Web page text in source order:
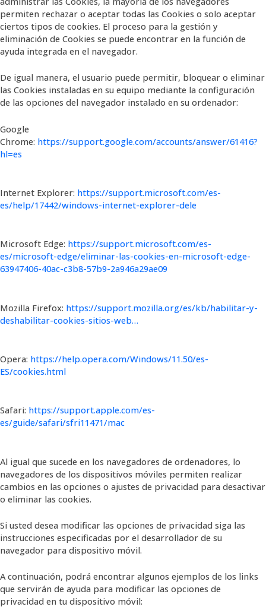
permiten rechazar o aceptar todas las Cookies o solo aceptar
ciertos tipos de cookies. El proceso para la gestión y
eliminación de Cookies se puede encontrar en la función de
ayuda integrada en el navegador.
De igual manera, el usuario puede permitir, bloquear o eliminar
las Cookies instaladas en su equipo mediante la configuración
de las opciones del navegador instalado en su ordenador:
Google
Chrome: https://support.google.com/accounts/answer/61416?
hl=es
Internet Explorer: https://support.microsoft.com/es-
es/help/17442/windows-internet-explorer-dele
Microsoft Edge: https://support.microsoft.com/es-
es/microsoft-edge/eliminar-las-cookies-en-microsoft-edge-
63947406-40ac-c3b8-57b9-2a946a29ae09
Mozilla Firefox: https://support.mozilla.org/es/kb/habilitar-y-
deshabilitar-cookies-sitios-web…
Opera: https://help.opera.com/Windows/11.50/es-
ES/cookies.html
Safari: https://support.apple.com/es-
es/guide/safari/sfri11471/mac
Al igual que sucede en los navegadores de ordenadores, lo
navegadores de los dispositivos móviles permiten realizar
cambios en las opciones o ajustes de privacidad para desactivar
o eliminar las cookies.
Si usted desea modificar las opciones de privacidad siga las
instrucciones especificadas por el desarrollador de su
navegador para dispositivo móvil.
A continuación, podrá encontrar algunos ejemplos de los links
que servirán de ayuda para modificar las opciones de
privacidad en tu dispositivo móvil: